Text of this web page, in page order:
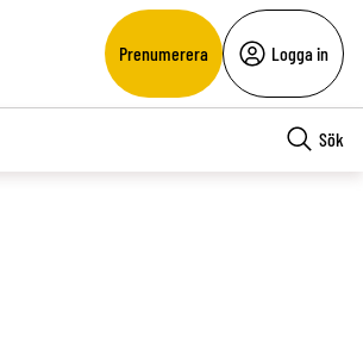
Prenumerera Logga in
Sök